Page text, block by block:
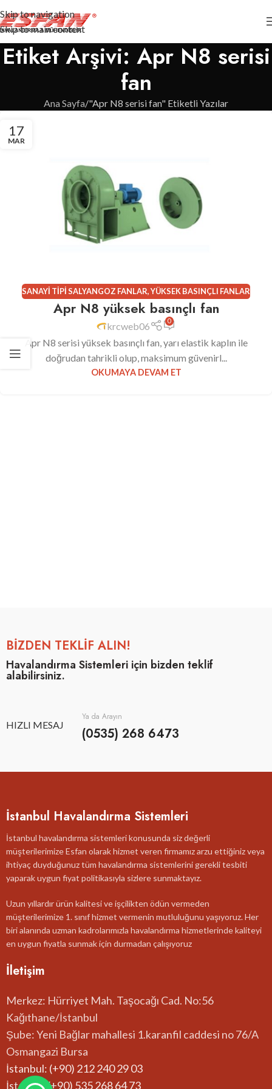
Skip to navigation
Skip to main content
Etiket Arşivi: Apr N8 serisi
fan
Ana Sayfa "Apr N8 serisi fan" Etiketli Yazılar
17
MAR
SANAYI TIPI SALYANGOZ FANLAR,YÜKSEK BASINÇLI FANLAR
Apr N8 yüksek basınçlı fan
krcweb06 0
Apr N8 serisi yüksek basınçlı fan, yarı elastik kaplın ile
doğrudan tahrikli olup, maksimum güvenirl...
OKUMAYA DEVAM ET
BİZDEN TEKLİF ALIN!
Havalandırma Sistemleri için bizden teklif
alabilirsiniz.
HIZLI MESAJ
Ya da Arayın
(0535) 268 6473
İstanbul Havalandırma Sistemleri
İstanbul havalandırma sistemleri konusunda siz değerli
müşterilerimize Esfan olarak hizmet veren firmamız arzu ettiğiniz veya
ihtiyaç duyduğunuz tüm havalandırma sistemlerini gerekli tesbiti
yaparak uygun fiyat politikasıyla sizlere sunmaktayız.
Uzun yıllardır ürün kalitesi ve işçilikten ödün vermeden
müşterilerimize 1. sınıf hizmet vermenin mutluluğunu yaşıyoruz. Her
biri alanında uzman kadrolarımızla havalandırma hizmetlerinde kaliteyi
en uygun fiyatla sunmak için durmadan çalışıyoruz
İletişim
Merkez: Hürriyet Mah. Taşocağı Cad. No:56
Kağıthane/İstanbul
Şube: Yeni Bağlar mahallesi 1.karanfil caddesi no 76/A
Osmangazi Bursa
İstanbul: (+90) 212 240 29 03
İstanbul:(+90) 535 268 64 73